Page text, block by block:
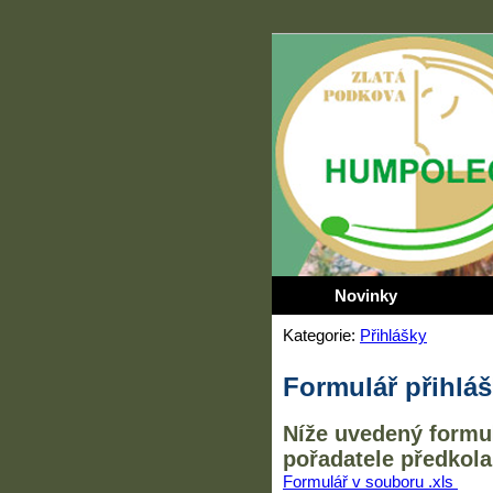
Novinky
Kategorie: Přihlášky
Formulář
Níže uvedený
pořadatele
Formulář v souboru .xls